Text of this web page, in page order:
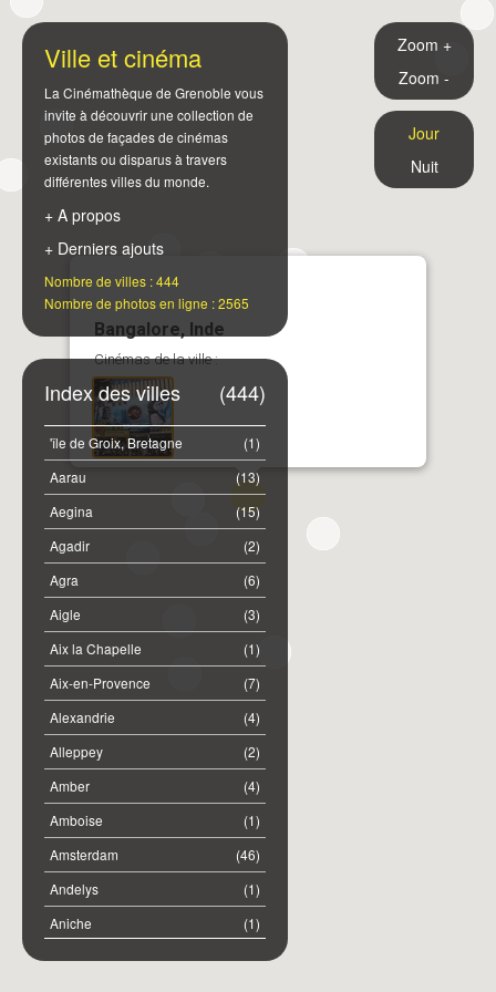
Bangalore, Inde
Cinémas de la ville :
Ville et cinéma
La Cinémathèque de Grenoble vous
invite à découvrir une collection de
photos de façades de cinémas
existants ou disparus à travers
différentes villes du monde.
+ A propos
+ Derniers ajouts
Nombre de villes : 444
Nombre de photos en ligne : 2565
(444)
Index des villes
(1)
'île de Groix, Bretagne
(13)
Aarau
(15)
Aegina
(2)
Agadir
(6)
Agra
(3)
Aigle
(1)
Aix la Chapelle
(7)
Aix-en-Provence
(4)
Alexandrie
(2)
Alleppey
(4)
Amber
(1)
Amboise
(46)
Amsterdam
(1)
Andelys
(1)
Aniche
(2)
Annemasse
Zoom +
Zoom -
Jour
Nuit